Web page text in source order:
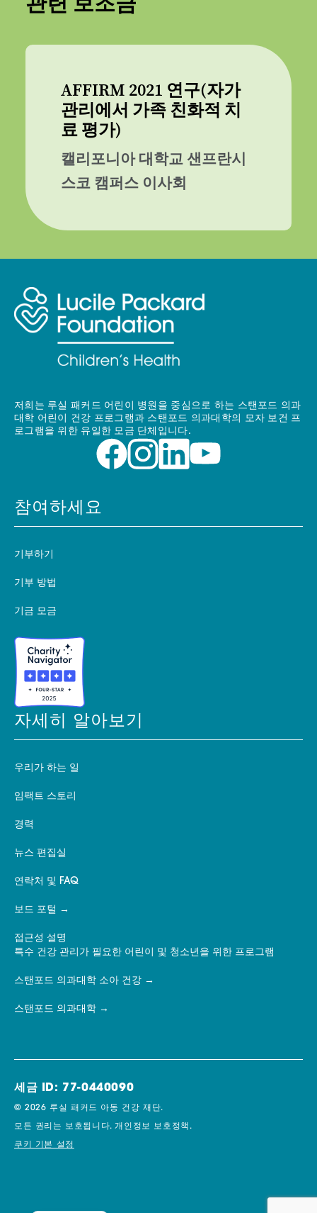
AFFIRM 2021 연구(자가
관리에서 가족 친화적 치
료 평가)
캘리포니아 대학교 샌프란시
스코 캠퍼스 이사회
저희는 루실 패커드 어린이 병원을 중심으로 하는 스탠포드 의과
대학 어린이 건강 프로그램과 스탠포드 의과대학의 모자 보건 프
로그램을 위한 유일한 모금 단체입니다.
참여하세요
기부하기
기부 방법
기금 모금
자세히 알아보기
우리가 하는 일
임팩트 스토리
경력
뉴스 편집실
연락처 및 FAQ
보드 포털
접근성 설명
특수 건강 관리가 필요한 어린이 및 청소년을 위한 프로그램
스탠포드 의과대학 소아 건강
스탠포드 의과대학
세금 ID: 77-0440090
© 2026 루실 패커드 아동 건강 재단.
모든 권리는 보호됩니다.개인정보 보호정책.
쿠키 기본 설정